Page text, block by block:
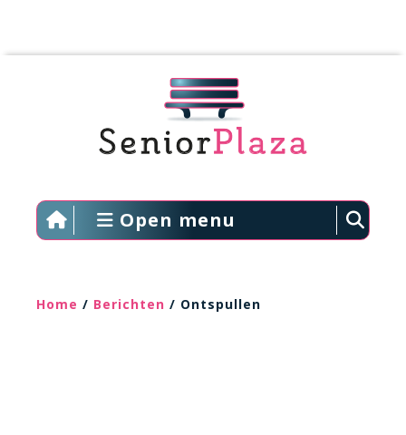
Open menu
Home / Berichten / Ontspullen